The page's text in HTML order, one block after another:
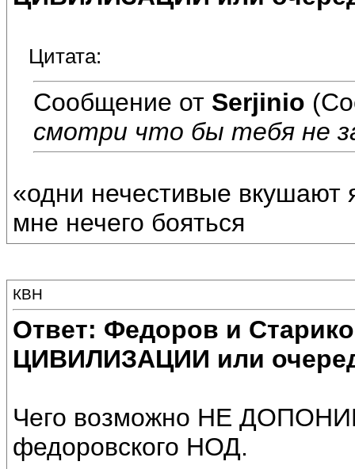
Цитата:
Сообщение от Serjinio
смотри что бы тебя не
«одни нечестивые вкушают
мне нечего бояться
КВН
Ответ: Федоров и
ЦИВИЛИЗАЦИИ или
Чего возможно НЕ
федоровского НОД.